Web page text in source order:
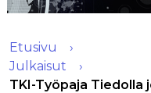
Etusivu
Julkaisut
TKI-Työpaja Tiedolla